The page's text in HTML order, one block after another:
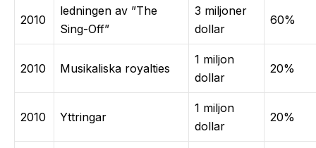
2010
ledningen av ”The
Sing-Off”
3 miljoner
dollar
60%
2010 Musikaliska royalties
1 miljon
dollar
20%
2010 Yttringar
1 miljon
dollar
20%